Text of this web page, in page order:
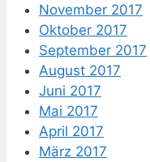
November 2017
Oktober 2017
September 2017
August 2017
Juni 2017
Mai 2017
April 2017
März 2017